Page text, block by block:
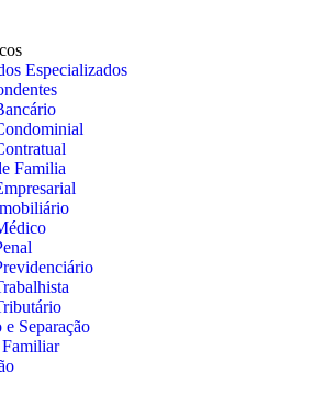
Especializados
Familia
Separação